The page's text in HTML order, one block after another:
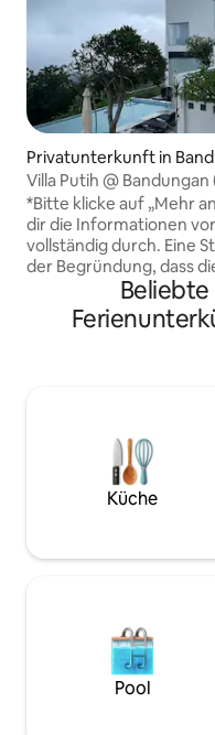
Privatunterkunft in
Villa Putih @ Bandungan
*Bitte klicke auf „Mehr
dir die Informationen
vollständig durch. Eine
der Begründung, dass
nicht den Erwartungen
entsprochen hat, ist
dies bereits schriftlich
Merapi-Merbabu-Berge. Auf 1.220 m
über dem
ist kühl, also bring
in Bandungan, Jawa
entfernt.
Küche
Pool